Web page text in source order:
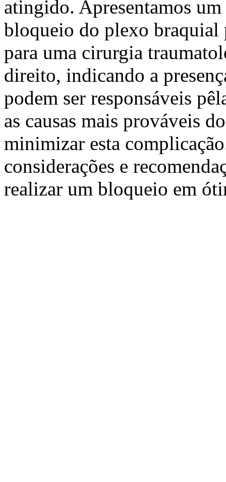
atingido. Apresentamos
bloqueio do plexo braquial
para uma cirurgia
direito, indicando a
podem ser responsáveis
as causas mais prováveis
minimizar esta
considerações e
realizar um bloqueio em